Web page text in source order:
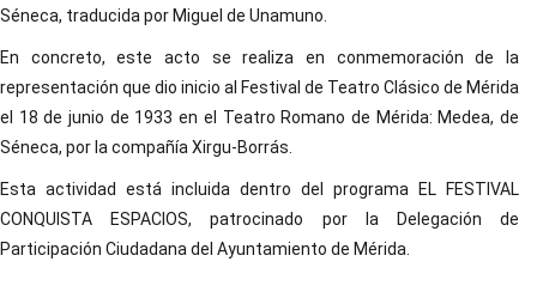
Séneca, traducida por Miguel de Unamuno.
En concreto, este acto se realiza en conmemoración de la
representación que dio inicio al Festival de Teatro Clásico de Mérida
el 18 de junio de 1933 en el Teatro Romano de Mérida: Medea, de
Séneca, por la compañía Xirgu-Borrás.
Esta actividad está incluida dentro del programa EL FESTIVAL
CONQUISTA ESPACIOS, patrocinado por la Delegación de
Participación Ciudadana del Ayuntamiento de Mérida.